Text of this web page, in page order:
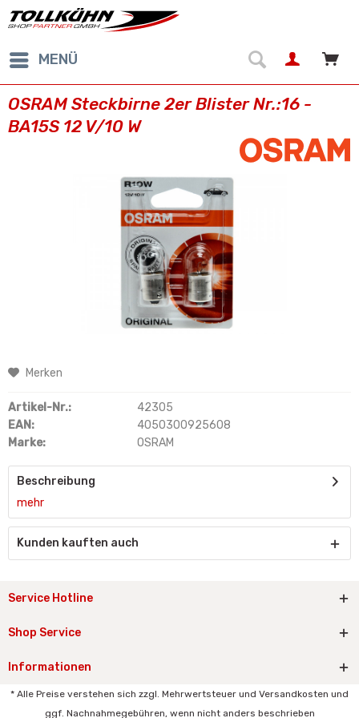
MENÜ
OSRAM Steckbirne 2er Blister Nr.:16 -
BA15S 12 V/10 W
Merken
Artikel-Nr.:
42305
EAN:
4050300925608
Marke:
OSRAM
Beschreibung
mehr
Kunden kauften auch
Service Hotline
Shop Service
Informationen
* Alle Preise verstehen sich zzgl. Mehrwertsteuer und Versandkosten und
ggf. Nachnahmegebühren, wenn nicht anders beschrieben